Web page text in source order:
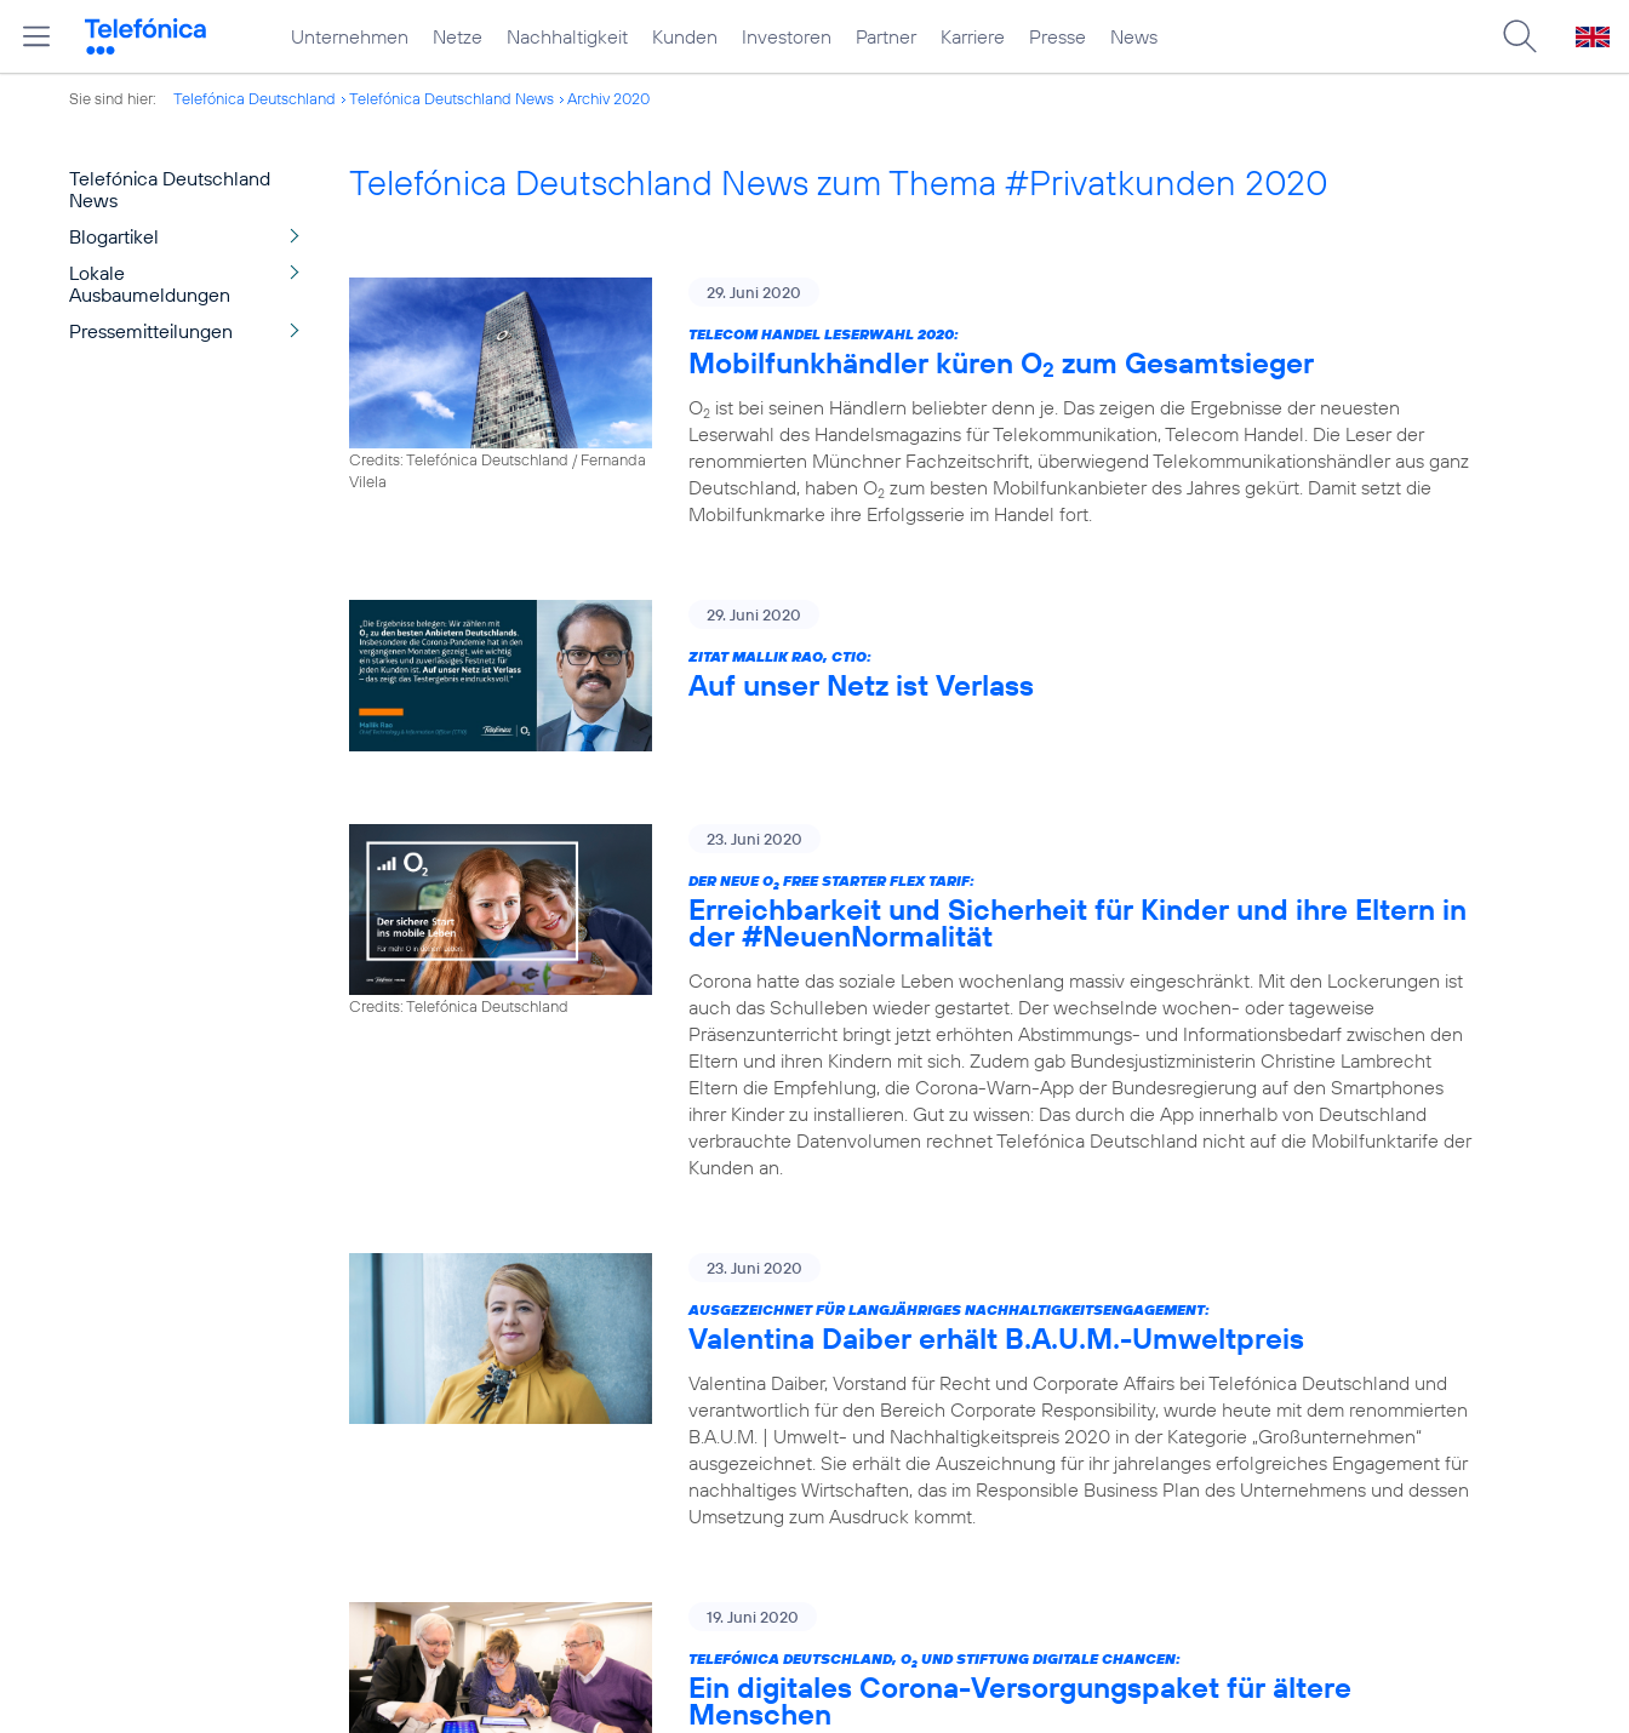
Unternehmen Netze Nachhaltigkeit Kunden Investoren Partner Karriere Presse News
Sie sind hier: Telefónica Deutschland Telefónica Deutschland News Archiv 2020
Telefónica Deutschland
News
Blogartikel
Lokale
Ausbaumeldungen
Pressemitteilungen
Telefónica Deutschland News zum Thema #Privatkunden 2020
Credits: Telefónica Deutschland / Fernanda
Vilela
29. Juni 2020
TELECOM HANDEL LESERWAHL 2020:
Mobilfunkhändler küren O2 zum Gesamtsieger
O2 ist bei seinen Händlern beliebter denn je. Das zeigen die Ergebnisse der neuesten
Leserwahl des Handelsmagazins für Telekommunikation, Telecom Handel. Die Leser der
renommierten Münchner Fachzeitschrift, überwiegend Telekommunikationshändler aus ganz
Deutschland, haben O2 zum besten Mobilfunkanbieter des Jahres gekürt. Damit setzt die
Mobilfunkmarke ihre Erfolgsserie im Handel fort.
29. Juni 2020
ZITAT MALLIK RAO, CTIO:
Auf unser Netz ist Verlass
Credits: Telefónica Deutschland
23. Juni 2020
DER NEUE O2 FREE STARTER FLEX TARIF:
Erreichbarkeit und Sicherheit für Kinder und ihre Eltern in
der #NeuenNormalität
Corona hatte das soziale Leben wochenlang massiv eingeschränkt. Mit den Lockerungen ist
auch das Schulleben wieder gestartet. Der wechselnde wochen- oder tageweise
Präsenzunterricht bringt jetzt erhöhten Abstimmungs- und Informationsbedarf zwischen den
Eltern und ihren Kindern mit sich. Zudem gab Bundesjustizministerin Christine Lambrecht
Eltern die Empfehlung, die Corona-Warn-App der Bundesregierung auf den Smartphones
ihrer Kinder zu installieren. Gut zu wissen: Das durch die App innerhalb von Deutschland
verbrauchte Datenvolumen rechnet Telefónica Deutschland nicht auf die Mobilfunktarife der
Kunden an.
23. Juni 2020
AUSGEZEICHNET FÜR LANGJÄHRIGES NACHHALTIGKEITSENGAGEMENT:
Valentina Daiber erhält B.A.U.M.-Umweltpreis
Valentina Daiber, Vorstand für Recht und Corporate Affairs bei Telefónica Deutschland und
verantwortlich für den Bereich Corporate Responsibility, wurde heute mit dem renommierten
B.A.U.M. | Umwelt- und Nachhaltigkeitspreis 2020 in der Kategorie „Großunternehmen“
ausgezeichnet. Sie erhält die Auszeichnung für ihr jahrelanges erfolgreiches Engagement für
nachhaltiges Wirtschaften, das im Responsible Business Plan des Unternehmens und dessen
Umsetzung zum Ausdruck kommt.
19. Juni 2020
TELEFÓNICA DEUTSCHLAND, O2 UND STIFTUNG DIGITALE CHANCEN:
Ein digitales Corona-Versorgungspaket für ältere
Menschen